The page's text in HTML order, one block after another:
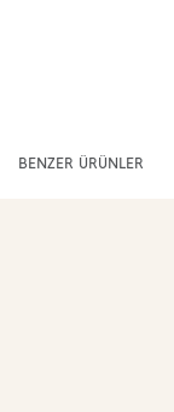
BENZER ÜRÜNLER